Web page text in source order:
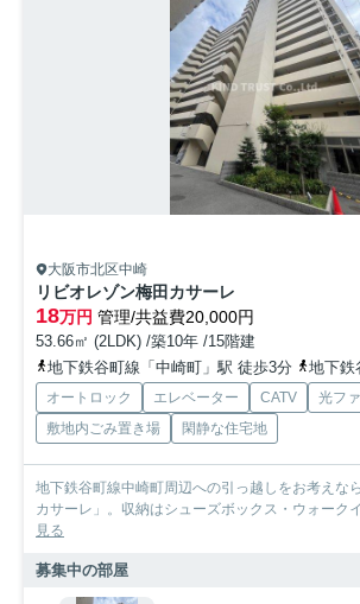
大阪市北区中崎
リビオレゾン梅田カサーレ
18万円 管理/共益費20,000円
53.66㎡ (2LDK) /築10年 /15階建
地下鉄谷町線「中崎町」駅 徒歩3分
地下鉄谷町
オートロック エレベーター CATV
光フ
敷地内ごみ置き場
閑静な住宅地
地下鉄谷町線中崎町周辺への引っ越しをお考えな
カサーレ」。収納はシューズボックス・ウォーク
見る
募集中の部屋